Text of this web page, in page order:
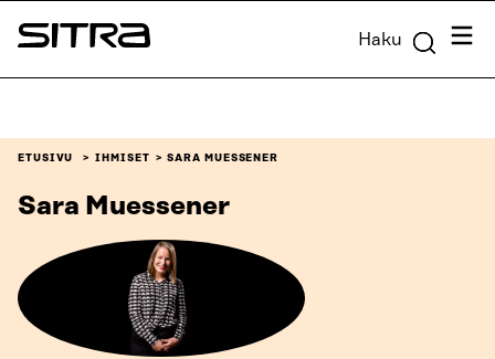
Siirry
suoraan
Sitra Haku
ETUSIVU IHMISET SARA MUESSENER
Sara Muessener